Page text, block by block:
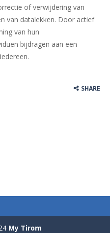
of verwijdering van
van datalekken. Door actief
van hun
bijdragen aan een
SHARE
My Tirom